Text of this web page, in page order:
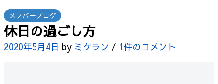
メンバーブログ
休日の過ごし方
2020年5月4日 by ミケラン / 1件のコメント